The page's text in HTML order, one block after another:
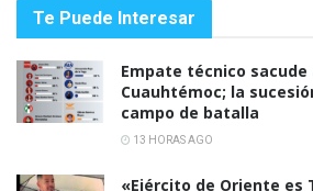
Te Puede Interesar
Empate técnico sacude
Cuauhtémoc; la
campo de batalla
13 HORAS AGO
«Ejército de Oriente es